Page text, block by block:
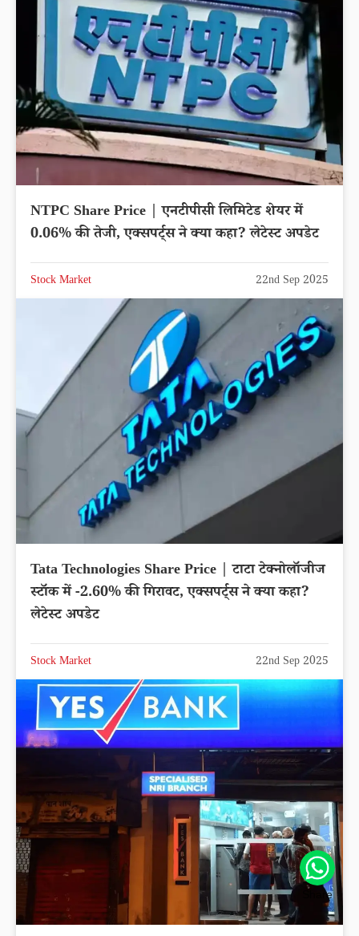
NTPC Share Price | एनटीपीसी लिमिटेड शेयर में
0.06% की तेजी, एक्सपर्ट्स ने क्या कहा? लेटेस्ट अपडेट
Stock Market 22nd Sep 2025
Tata Technologies Share Price | टाटा टेक्नोलॉजीज
स्टॉक में -2.60% की गिरावट, एक्सपर्ट्स ने क्या कहा?
लेटेस्ट अपडेट
Stock Market 22nd Sep 2025
Share